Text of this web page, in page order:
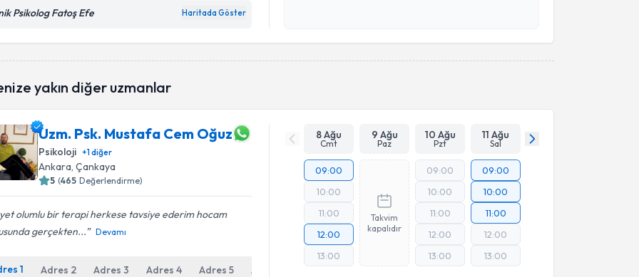
Psikolog Fatoş Efe Haritada Göster
Takvim Talebini Gönder
yakın diğer uzmanlar
Uzm. Psk. Mustafa Cem Oğuz
Psikoloji +1diğer
Ankara, Çankaya
5 (465 Değerlendirme)
olumlu bir terapi herkese tavsiye ederim hocam
gerçekten...
Devamı
1 Adres 2 Adres3 Adres4 Adres5 Adres Online Görüşme
8 Ağu
Cmt
9 Ağu
Paz
10 Ağu
Pzt
11 Ağu
Sal
09:00
10:00
11:00
12:00
13:00
Takvim
kapalıdır
09:00
10:00
11:00
12:00
13:00
09:00
10:00
11:00
12:00
13:00